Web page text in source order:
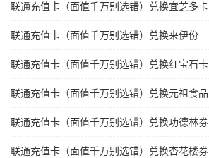
联通充值卡（面值千万别选错）兑换宜芝多卡
联通充值卡（面值千万别选错）兑换来伊份
联通充值卡（面值千万别选错）兑换红宝石卡
联通充值卡（面值千万别选错）兑换元祖食品
联通充值卡（面值千万别选错）兑换功德林劵
联通充值卡（面值千万别选错）兑换杏花楼劵